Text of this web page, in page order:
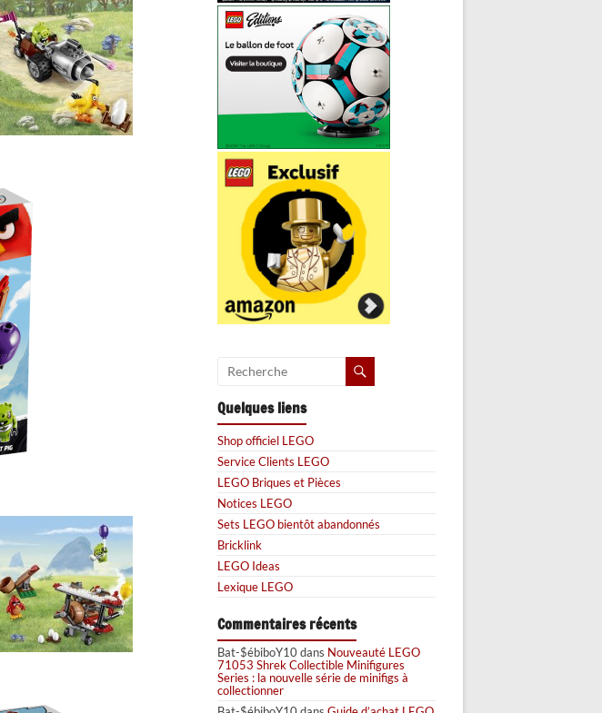
Quelques liens
Shop officiel LEGO
Service Clients LEGO
LEGO Briques et Pièces
Notices LEGO
Sets LEGO bientôt abandonnés
Bricklink
LEGO Ideas
Lexique LEGO
Commentaires récents
Bat-$ébiboY10dans Nouveauté LEGO
71053 Shrek Collectible Minifigures
Series : la nouvelle série de minifigs à
collectionner